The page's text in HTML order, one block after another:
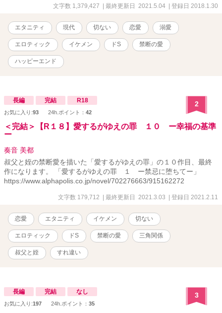
ておりますので、それを受け入れられない方にはお勧めいたしませ
には一切関係ありません。 また、法律・法令に反する行為を容
認・推奨するものではありません。
文字数 1,379,427 | 最終更新日 2021.5.04 | 登録日 2018.1.30
エタニティ 現代 切ない 恋愛 溺愛
エロティック イケメン ドS 禁断の愛
ハッピーエンド
長編 完結 R18
お気に入り:93 24h.ポイント： 42
2
＜完結＞【R１８】愛するがゆえの罪 １０ ー幸福の基準
ー
奏音 美都
叔父と姪の禁断愛を描いた「愛するがゆえの罪」の１０作目、最終
作になります。 「愛するがゆえの罪 １ ー禁忌に堕ちてー」
https://www.alphapolis.co.jp/novel/702276663/915162272
文字数 179,712 | 最終更新日 2021.3.03 | 登録日 2021.2.11
恋愛 エタニティ イケメン 切ない
エロティック ドS 禁断の愛 三角関係
叔父と姪 すれ違い
長編 完結 なし
お気に入り:197 24h.ポイント： 35
3